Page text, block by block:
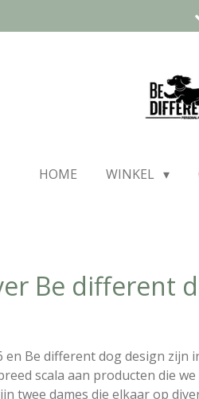
HOME WINKEL
Be different
en Be different dog design zijn
scala aan producten die
twee dames die elkaar op